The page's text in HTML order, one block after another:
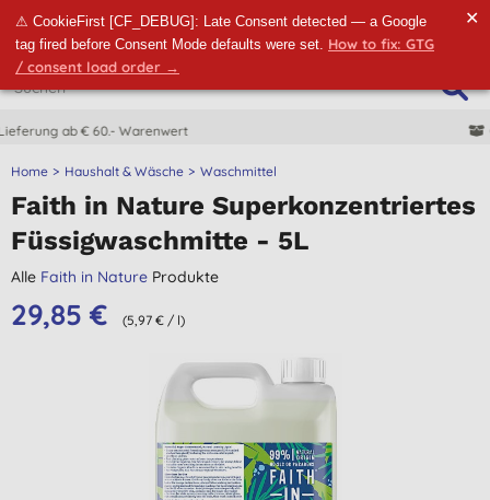
⚠ CookieFirst [CF_DEBUG]: Late Consent detected — a Google
tag fired before Consent Mode defaults were set. How to fix: GTG
/ consent load order →
✕
Home Haushalt & Wäsche Waschmittel
Faith in Nature Superkonzentriertes
Füssigwaschmitte - 5L
Alle Faith in Nature Produkte
29,85 € (5,97 € / l)